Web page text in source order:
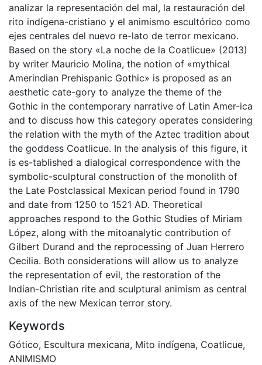
analizar la representación del mal, la restauración del
rito indígena-cristiano y el animismo escultórico como
ejes centrales del nuevo re-lato de terror mexicano.
Based on the story «La noche de la Coatlicue» (2013)
by writer Mauricio Molina, the notion of «mythical
Amerindian Prehispanic Gothic» is proposed as an
aesthetic cate-gory to analyze the theme of the
Gothic in the contemporary narrative of Latin Amer-ica
and to discuss how this category operates considering
the relation with the myth of the Aztec tradition about
the goddess Coatlicue. In the analysis of this figure, it
is es-tablished a dialogical correspondence with the
symbolic-sculptural construction of the monolith of
the Late Postclassical Mexican period found in 1790
and date from 1250 to 1521 AD. Theoretical
approaches respond to the Gothic Studies of Miriam
López, along with the mitoanalytic contribution of
Gilbert Durand and the reprocessing of Juan Herrero
Cecilia. Both considerations will allow us to analyze
the representation of evil, the restoration of the
Indian-Christian rite and sculptural animism as central
axis of the new Mexican terror story.
Keywords
Gótico, Escultura mexicana, Mito indígena, Coatlicue,
ANIMISMO